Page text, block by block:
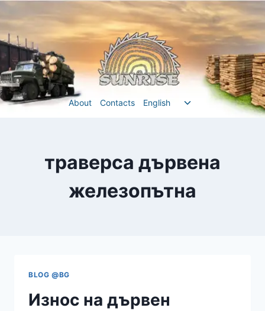
Перейти
до
вмісту
About Contacts English
Перемкнути
траверса дървена
железопътна
BLOG @BG
Износ на дървен